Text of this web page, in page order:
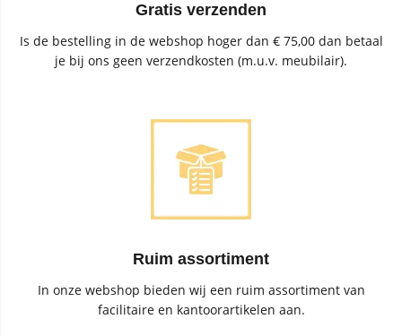
Gratis verzenden
Is de bestelling in de webshop hoger dan € 75,00 dan betaal
je bij ons geen verzendkosten (m.u.v. meubilair).
Ruim assortiment
In onze webshop bieden wij een ruim assortiment van
facilitaire en kantoorartikelen aan.